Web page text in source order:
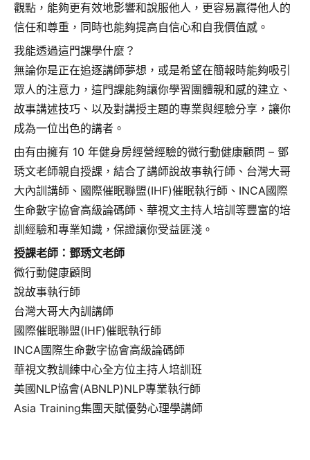
觀點，能夠更有效地影響和說服他人，更容易贏得他人的
信任和尊重，同時也能夠提高自信心和自我價值感。
我能透過這門課學什麼？
無論你是正在追逐講師夢想，或是希望在簡報時能夠吸引
眾人的注意力，這門課能夠讓你學習團體親和感的建立、
故事講述技巧、以及對講授主題的專業與經驗分享，讓你
成為一位出色的講者。
由有由擁有 10 年健身房經營經驗的微行動健康顧問 – 鄧
琇文老師親自授課，結合了講師說故事執行師、台灣大哥
大內訓講師、國際催眠聯盟(IHF)催眠執行師、INCA國際
生命數字協會高級論碼師、華視文主持人培訓等豐富的培
訓經驗和專業知識，保證讓你受益匪淺。
授課老師：鄧琇文老師
微行動健康顧問
說故事執行師
台灣大哥大內訓講師
國際催眠聯盟(IHF)催眠執行師
INCA國際生命數字協會高級論碼師
華視文教訓練中心全方位主持人培訓班
美國NLP協會(ABNLP)NLP專業執行師
Asia Training集團天賦優勢心理學講師